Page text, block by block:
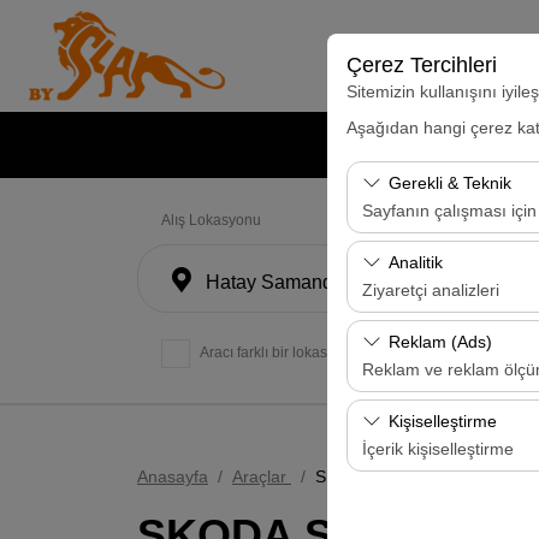
Çerez Tercihleri
Sitemizin kullanışını
Aşağıdan hangi çerez
Gerekli & Teknik
Sayfanın çalışması
Bu çerezler sitenin
bırakılamaz.
Analitik
Ziyaretçi analizleri
Bu çerezler, sitemizin
analiz etmemizi
kullanılır.
Reklam (Ads)
Reklam ve reklam
Bu çerezler, size ilgi
etkinliğini (gösterim
Kişiselleştirme
İçerik kişiselleştirme
deneyiminizin
Anasayfa
Alış Lokasyonu
Hatay Samandağ
Aracı farklı bir lokasyona bırakacağım
Anasayfa Araçlar SKODA SUPERB yada